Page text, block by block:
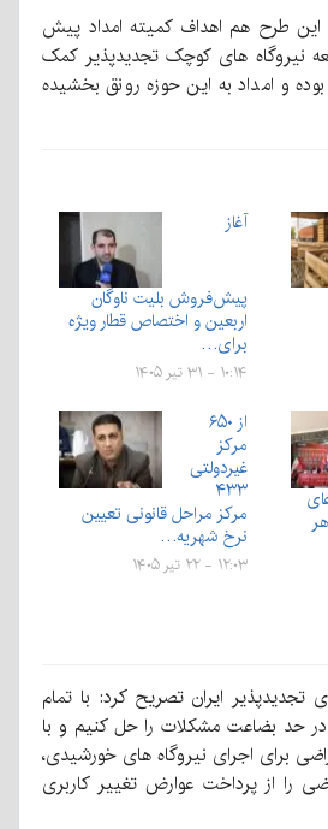
این طرح هم اهداف کمیته امداد پیش
نیروگاه های کوچک تجدیدپذیر کمک
و امداد به این حوزه رونق بخشیده
آغاز
پیش‌فروش بلیت‌ ناوگان
اربعین و اختصاص قطار ویژه
برای…
۱۰:۱۴ - ۳۱ تیر ۱۴۰۵
از ۶۵۰
مركز
غیردولتی
۴۳۳
مركز مراحل قانونی تعیین
نرخ شهریه…
۱۲:۰۳ - ۲۲ تیر ۱۴۰۵
تجدیدپذیر ایران تصریح کرد: با تمام
حد بضاعت مشکلات را حل کنیم و با
برای اجرای نیروگاه های خورشیدی،
را از پرداخت عوارض تغییر کاربری